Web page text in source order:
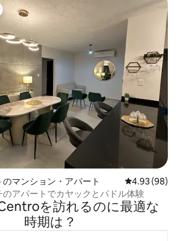
マンション・アパート レビュー98
4.93 (98)
アパートでカヤックとパドル体験
を訪⁠れ⁠るの⁠に最⁠適⁠な
時⁠期⁠は⁠？